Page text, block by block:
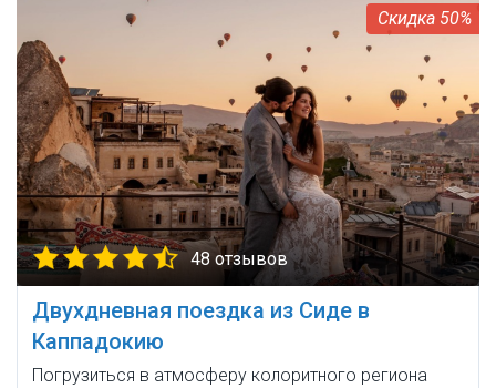
50%
48 отзывов
Двухдневная поездка из Сиде в
Каппадокию
Погрузиться в атмосферу колоритного региона